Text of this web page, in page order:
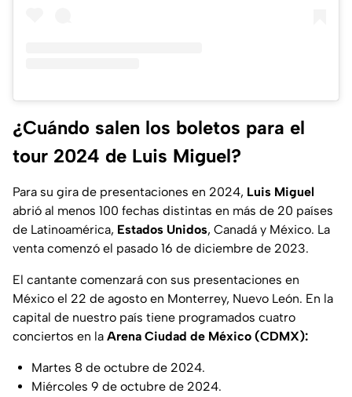
¿Cuándo salen los boletos para el
tour 2024 de Luis Miguel?
Para su gira de presentaciones en 2024, Luis Miguel
abrió al menos 100 fechas distintas en más de 20 países
de Latinoamérica, Estados Unidos, Canadá y México. La
venta comenzó el pasado 16 de diciembre de 2023.
El cantante comenzará con sus presentaciones en
México el 22 de agosto en Monterrey, Nuevo León. En la
capital de nuestro país tiene programados cuatro
conciertos en la Arena Ciudad de México (CDMX):
Martes 8 de octubre de 2024.
Miércoles 9 de octubre de 2024.